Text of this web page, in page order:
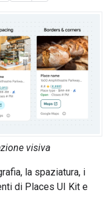
visiva
la spaziatura, i
di Places UI Kit e